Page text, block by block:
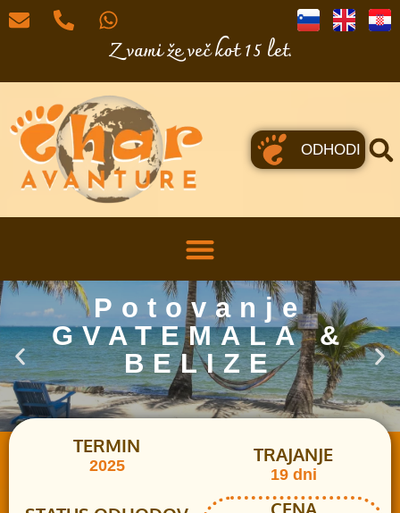
Z vami že več kot 15 let.
ODHODI
Potovanje
GVATEMALA &
BELIZE
TERMIN
2025 TRAJANJE
19 dni